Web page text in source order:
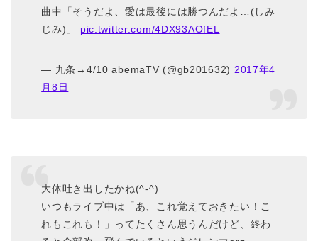
曲中「そうだよ、愛は最後には勝つんだよ…(しみ
じみ)」 pic.twitter.com/4DX93AOfEL
— 九条→4/10 abemaTV (@gb201632) 2017年4
月8日
大体吐き出したかね(^-^)
いつもライブ中は「あ、これ覚えておきたい！こ
れもこれも！」ってたくさん思うんだけど、終わ